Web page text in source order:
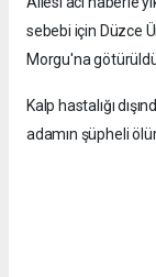
sebebi için Düzce
Morgu'na
Kalp hastalığı
adamın şüpheli